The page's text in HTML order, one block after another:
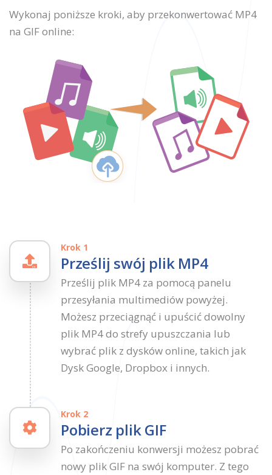
Wykonaj poniższe kroki, aby przekonwertować MP4
na GIF online:
Krok 1
Prześlij swój plik MP4
Prześlij plik MP4 za pomocą panelu
przesyłania multimediów powyżej.
Możesz przeciągnąć i upuścić dowolny
plik MP4 do strefy upuszczania lub
wybrać plik z dysków online, takich jak
Dysk Google, Dropbox i innych.
Krok 2
Pobierz plik GIF
Po zakończeniu konwersji możesz pobrać
nowy plik GIF na swój komputer. Z tego